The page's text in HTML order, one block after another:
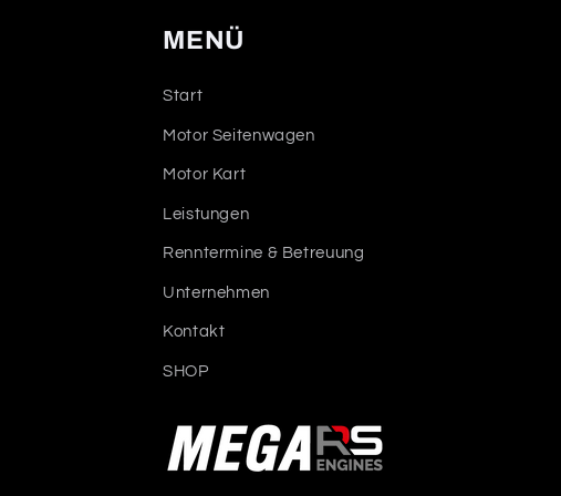
MENÜ
Start
Motor Seitenwagen
Motor Kart
Leistungen
Renntermine & Betreuung
Unternehmen
Kontakt
SHOP